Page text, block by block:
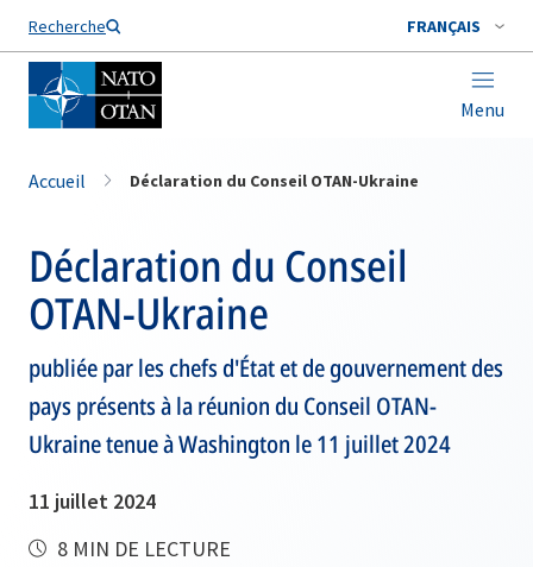
Recherche FRANÇAIS
Menu
Nom de famille*
Accueil Déclaration du Conseil OTAN-Ukraine
Déclaration du Conseil
OTAN-Ukraine
publiée par les chefs d'État et de gouvernement des
pays présents à la réunion du Conseil OTAN-
Ukraine tenue à Washington le 11 juillet 2024
11 juillet 2024
8 MIN DE LECTURE